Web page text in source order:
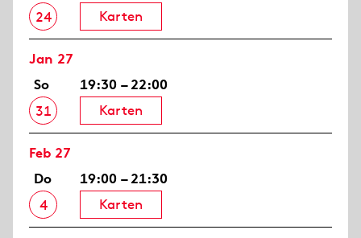
24
Karten
Jan 27
So
31
19:30 – 22:00
Karten
Feb 27
Do
4
19:00 – 21:30
Karten